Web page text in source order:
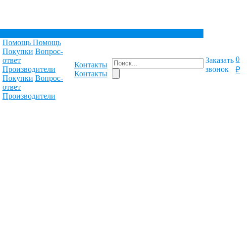
Помощь Помощь
Покупки Вопрос-
ответ
Производители
Покупки Вопрос-
ответ
Производители
Контакты
Контакты
Заказать
звонок
0
₽